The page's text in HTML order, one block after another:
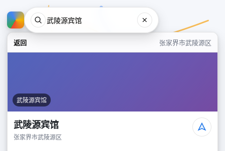
返回 张家界市武陵源区
武陵源宾馆
武陵源宾馆
张家界市武陵源区